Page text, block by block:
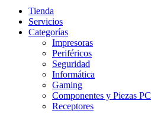
Tienda
Servicios
Categorías
Impresoras
Periféricos
Seguridad
Informática
Gaming
Componentes y Piezas PC
Receptores